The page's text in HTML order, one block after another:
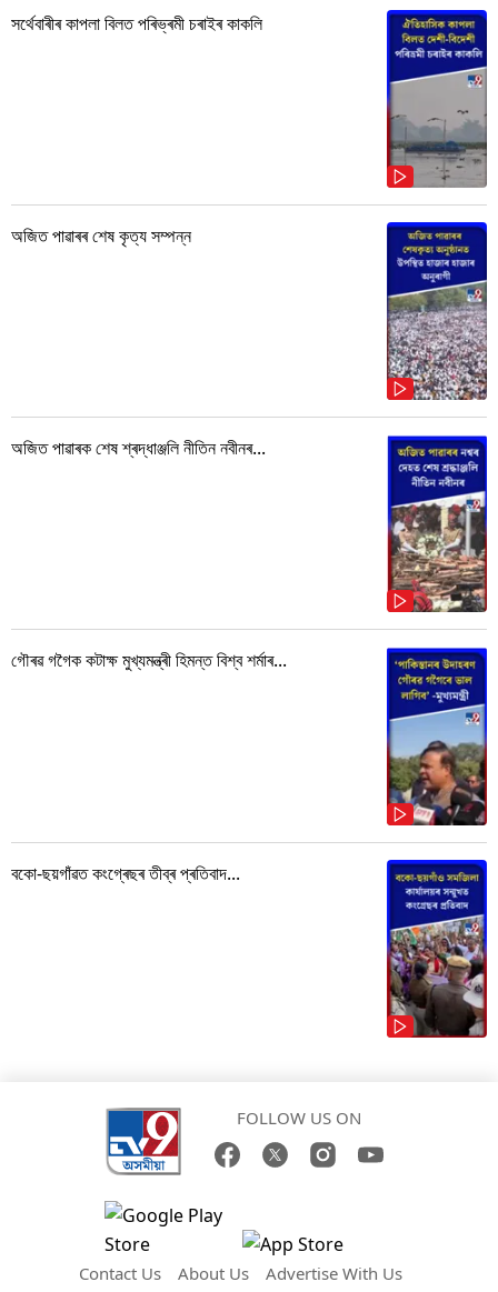
সৰ্থেবাৰীৰ কাপলা বিলত পৰিভ্ৰমী চৰাইৰ কাকলি
অজিত পাৱাৰৰ শেষ কৃত্য সম্পন্ন
অজিত পাৱাৰক শেষ শ্ৰদ্ধাঞ্জলি নীতিন নবীনৰ...
গৌৰৱ গগৈক কটাক্ষ মুখ্যমন্ত্ৰী হিমন্ত বিশ্ব শৰ্মাৰ...
বকো-ছয়গাঁৱত কংগ্ৰেছৰ তীব্ৰ প্ৰতিবাদ...
FOLLOW US ON
Contact Us About Us Advertise With Us